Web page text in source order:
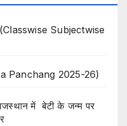
(Classwise Subjectwise
Panchang 2025-26)
में बेटी के जन्म पर